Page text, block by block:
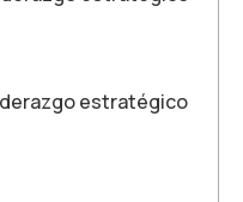
estratégico